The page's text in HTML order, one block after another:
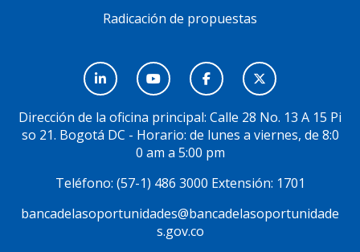
Radicación de propuestas
Social
Dirección de la oficina principal: Calle 28 No. 13 A 15 Pi
so 21. Bogotá DC - Horario: de lunes a viernes, de 8:0
0 am a 5:00 pm
Teléfono: (57-1) 486 3000 Extensión: 1701
bancadelasoportunidades@bancadelasoportunidade
s.gov.co